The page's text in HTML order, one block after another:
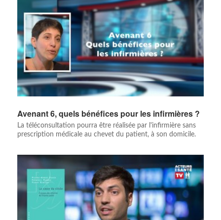
Avenant 6, quels bénéfices pour les infirmières ?
La téléconsultation pourra être réalisée par l'infirmière sans
prescription médicale au chevet du patient, à son domicile.